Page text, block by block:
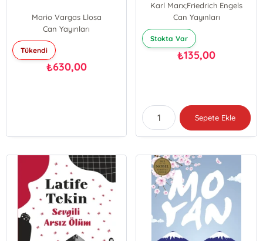
Mario Vargas Llosa
Can Yayınları
Tükendi
₺630,00
Karl Marx;Friedrich Engels
Can Yayınları
Stokta Var
₺135,00
Sepete Ekle